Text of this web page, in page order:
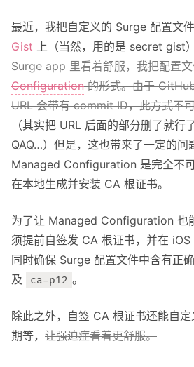
友链
关于我
关于这个 Blog
最近，我把自定义的 Surge 配置文
Gist 上（当然，用的是 secret gist）
Surge app 里看着舒服，我把配置
Configuration的形式。由于
URL 会带有 commit ID，此方式不
（其实把 URL 后面的部分删了就行
QAQ…）但是，这也带来了一定的
Managed Configuration 是完全不
在本地生成并安装 CA 根证书。
为了让 Managed Configuration 也
须提前自签发 CA 根证书，并在 iOS
同时确保 Surge 配置文件中含有正
及 ca-p12 。
除此之外，自签 CA 根证书还能自
期等， 让强迫症看着更舒服。